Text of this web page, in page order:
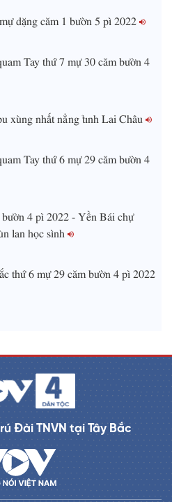
dặng căm 1 bườn 5 pì 2022
Tay thứ 7 mự 30 căm bườn 4
xùng nhất nẳng tỉnh Lai Châu
Tay thứ 6 mự 29 căm bườn 4
4 pì 2022 - Yền Bái chự
lan học sình
thứ 6 mự 29 căm bườn 4 pì 2022
Đài TNVN tại Tây Bắc